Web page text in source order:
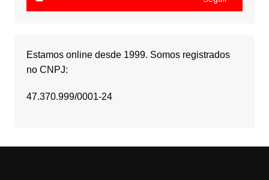
Estamos online desde 1999. Somos registrados
no CNPJ:
47.370.999/0001-24